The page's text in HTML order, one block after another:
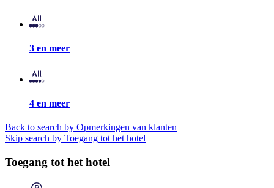
3 en meer
4 en meer
Back to search by Opmerkingen van klanten
Skip search by Toegang tot het hotel
Toegang tot het hotel